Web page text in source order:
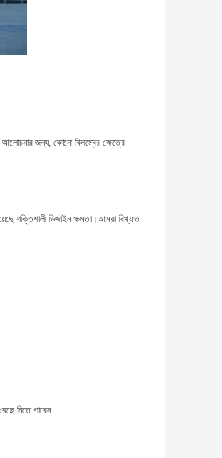
জন্য, কোনো বিলম্বের ক্ষেত্রে
শক্তিশালী ডিজাইন ক্ষমতা।আমরা বিখ্যাত
নিতে পারেন